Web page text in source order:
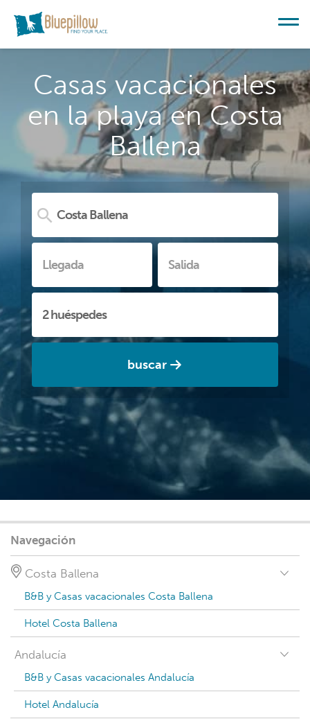
Casas vacacionales
en la playa en Costa
Ballena
buscar
Navegación
Costa Ballena
B&B y Casas vacacionales Costa Ballena
Hotel Costa Ballena
Andalucía
B&B y Casas vacacionales Andalucía
Hotel Andalucía